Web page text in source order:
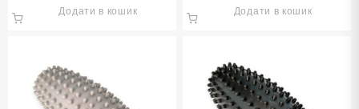
Додати в кошик Додати в кошик